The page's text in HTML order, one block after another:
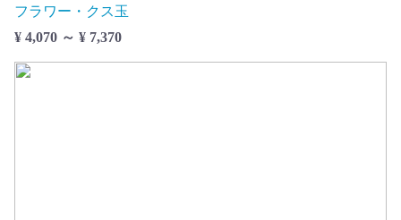
フラワー・クス玉
¥ 4,070 ～ ¥ 7,370